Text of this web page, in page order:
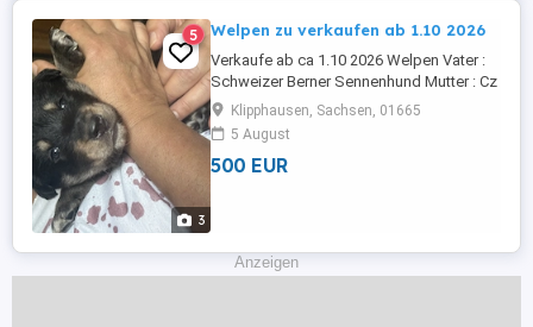
3
5 Welpen zu verkaufen ab 1.10 2026
Verkaufe ab ca 1.10 2026 Welpen Vater :
Schweizer Berner Sennenhund Mutter : Cz
Wolfshund Border Collie Welpen werden
geimpft und entwurmt mit pass verkauft
am besten wär großes Grundstück Es
sind Rüden und Weibchen vorhanden
Klipphausen, Sachsen, 01665
5 August
500 EUR
Anzeigen